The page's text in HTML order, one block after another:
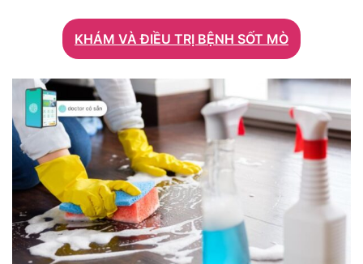
KHÁM VÀ ĐIỀU TRỊ BỆNH SỐT MÒ